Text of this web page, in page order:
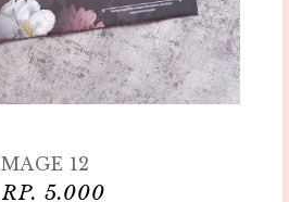
MAGE 13
RP. 5.000